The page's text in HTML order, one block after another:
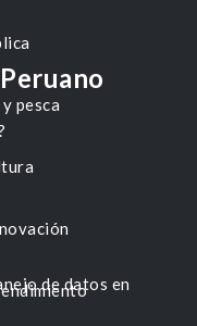
pesca
de datos en